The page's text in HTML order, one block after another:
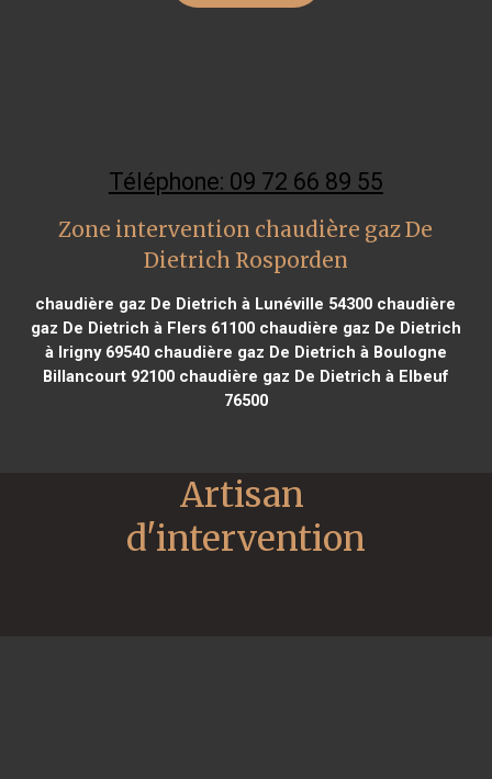
Téléphone: 09 72 66 89 55
Zone intervention chaudière gaz De
Dietrich Rosporden
chaudière gaz De Dietrich à Lunéville 54300 chaudière
gaz De Dietrich à Flers 61100chaudière gaz De Dietrich
à Irigny 69540chaudière gaz De Dietrich à Boulogne
Billancourt 92100chaudière gaz De Dietrich à Elbeuf
76500
Artisan
d'intervention